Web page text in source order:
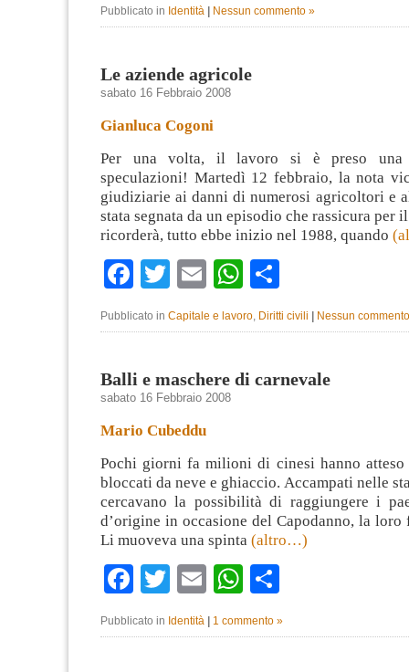
Pubblicato in Identità Nessun commento »
Le aziende agricole
sabato 16 Febbraio 2008
Gianluca Cogoni
Per una volta, il lavoro si è preso una
speculazioni! Martedì 12 febbraio, la nota
giudiziarie ai danni di numerosi agricoltori e
stata segnata da un episodio che rassicura per
ricorderà, tutto ebbe inizio nel 1988, quando
Facebook
TwitterEmailWhatsApp
Pubblicato in Capitale e lavoro, Diritti civili Nessun
Balli e maschere di carnevale
sabato 16 Febbraio 2008
Mario Cubeddu
Pochi giorni fa milioni di cinesi hanno
bloccati da neve e ghiaccio. Accampati nelle
cercavano la possibilità di raggiungere i
d’origine in occasione del Capodanno, la loro
Li muoveva una spinta (altro…)
Facebook
TwitterEmailWhatsApp
Pubblicato in Identità 1 commento »